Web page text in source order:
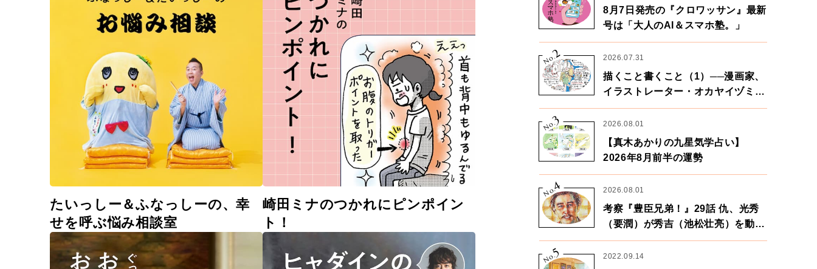
たいっしー＆ふなっしーの、幸
せを呼ぶ悩み相談室
崎田ミナのつかれにピンポイン
ト！
8月7日発売の『クロワッサン』最新
号は「大人のAI＆スマホ塾。」
No.2 2026.07.31
描くこと書くこと（1）──漫画家、
イラストレーター・オカヤイヅミさ
ん×漫画家・鶴谷香央理さん
No.
3 2026.08.01
【真木あかりの九星気学占い】
2026年8月前半の運勢
No.
4 2026.08.01
考察『豊臣兄弟！』29話 仇、光秀
（要潤）が秀吉（池松壮亮）を動か
す。天下に向けた兄弟の分岐点。
No.
5 2022.09.14